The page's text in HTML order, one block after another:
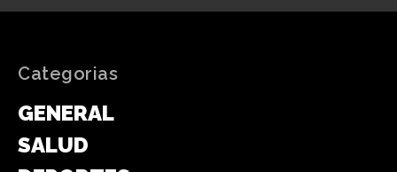
Categorias
GENERAL
SALUD